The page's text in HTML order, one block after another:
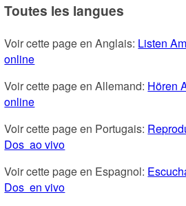
Toutes les langues
Voir cette page en Anglais: Listen
online
Voir cette page en Allemand: Hören
online
Voir cette page en Portugais:
Dos  ao vivo
Voir cette page en Espagnol:
Dos  en vivo